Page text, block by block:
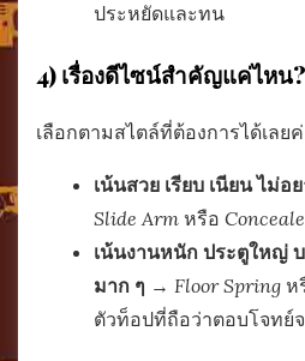
ประหยัดและทน
4) เรื่องดีไซน์สำคัญแค่ไหน?
เลือกตามสไตล์ที่ต้องการได้เลย
เน้นสวย เรียบ เนียน ไม่
Slide Arm หรือ
เน้นงานหนัก ประตูใหญ่
มาก ๆ → Floor Spring ห
ตัวท็อปที่ถือว่าตอบโจทย์จ